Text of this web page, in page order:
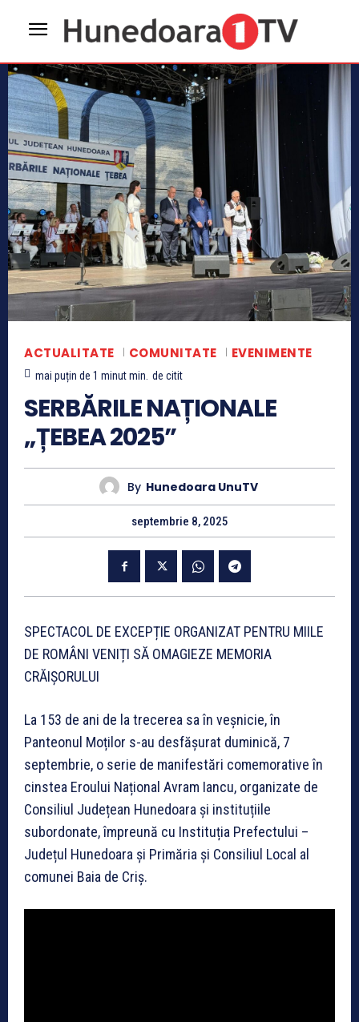
ACTUALITATE COMUNITATE EVENIMENTE
mai puțin de 1 minutmin. de citit
SERBĂRILE NAȚIONALE
„ȚEBEA 2025”
By Hunedoara UnuTV
septembrie 8, 2025
SPECTACOL DE EXCEPȚIE ORGANIZAT PENTRU MIILE
DE ROMÂNI VENIȚI SĂ OMAGIEZE MEMORIA
CRĂIȘORULUI
La 153 de ani de la trecerea sa în veșnicie, în
Panteonul Moților s-au desfășurat duminică, 7
septembrie, o serie de manifestări comemorative în
cinstea Eroului Național Avram Iancu, organizate de
Consiliul Județean Hunedoara și instituțiile
subordonate, împreună cu Instituția Prefectului –
Județul Hunedoara și Primăria și Consiliul Local al
comunei Baia de Criș.